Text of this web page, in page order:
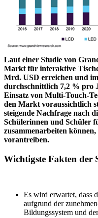
Laut einer Studie von
Markt für interaktive
Mrd. USD erreichen und
durchschnittlich 7,2 % pro
Einsatz von Multi-Touch-
den Markt voraussichtlich
steigende Nachfrage nach
Schülerinnen und Schüler
zusammenarbeiten
vorantreiben.
Wichtigste Fakten der
Es wird erwartet, dass
aufgrund der
Bildungssystem und